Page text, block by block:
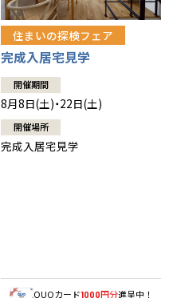
住まいの探検フェア
完成入居宅見学
開催期間
8月8日(土)・22日(土)
開催場所
完成入居宅見学
QUOカード1000円分進呈中！